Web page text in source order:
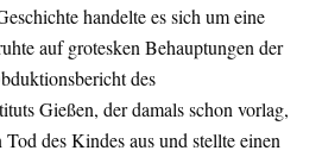
handelte es sich um eine
auf grotesken Behauptungen der
des
Gießen, der damals schon vorlag,
des Kindes aus und stellte einen